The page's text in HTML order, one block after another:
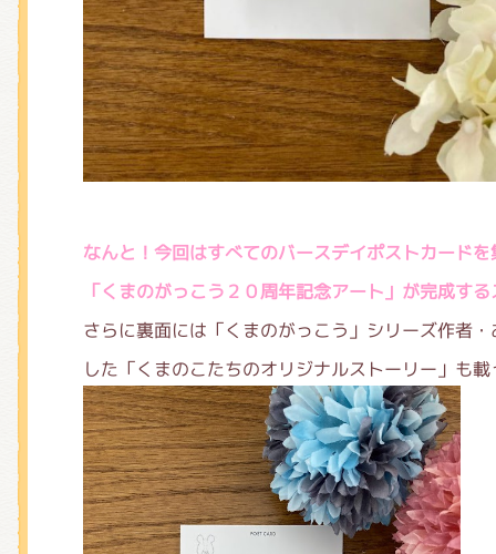
なんと！今回はすべてのバースデイポストカード
「くまのがっこう２０周年記念アート」が完成す
さらに裏面には「くまのがっこう」シリーズ作者
した「くまのこたちのオリジナルストーリー」も